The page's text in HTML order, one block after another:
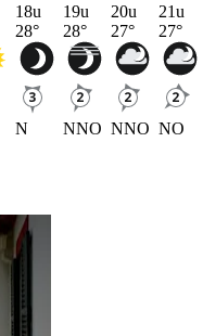
18u
28°
N
19u
28°
NNO
20u
27°
NNO
21u
27°
NO